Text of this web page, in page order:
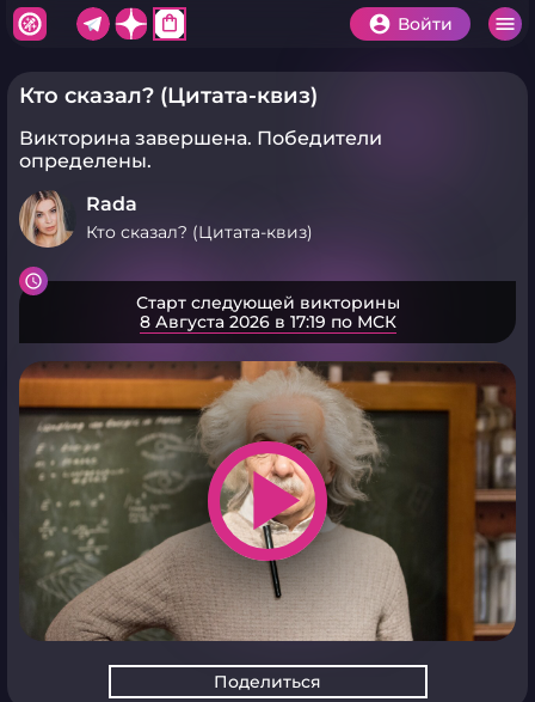
shopping_bag Войти
Кто сказал? (Цитата-квиз)
Викторина завершена. Победители
определены.
Rada
Кто сказал? (Цитата-квиз)
Старт следующей викторины
8 Августа 2026 в 17:19 по МСК
play_arrow
Поделиться